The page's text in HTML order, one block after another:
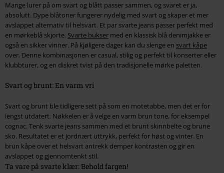
Mange lurer på om svart og blått passer sammen, og svaret er ja,
absolutt. Dype blåtoner fungerer nydelig med svart og skaper et mer
avslappet alternativ til helsvart. Et par svarte jeans passer perfekt med
en mørkeblå skjorte. Svarte bukser med en klassisk blå denimjakke er
også en sikker vinner. På kjøligere dager kan du slenge en svart kåpe
over. Denne kombinasjonen er casual, stilig og perfekt til konserter eller
klubbturer, og en diskret tvist på den tradisjonelle mørke paletten.
Svart og brunt: En varm vri
Svart og brunt ble tidligere sett på som en motetabbe, men det er for
lengst utdatert. Nøkkelen er å velge en varm brun tone, for eksempel
cognac. Tenk svarte jeans sammen med et brunt skinnbelte og brune
sko. Resultatet er et jordnært uttrykk, perfekt for høst og vinter. En
brun kåpe over et helsvart antrekk demper kontrasten og gir en
avslappet og gjennomtenkt stil.
Ta vare på svarte klær: Behold fargen!